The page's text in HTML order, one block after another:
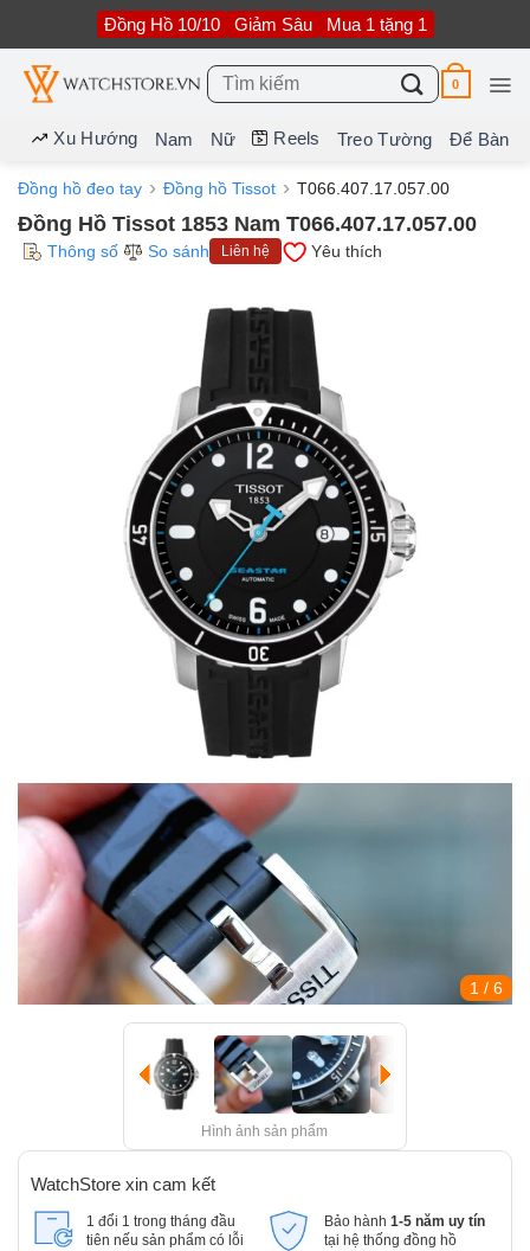
nội
dung
Đồng Hồ 10/10 Giảm Sâu Mua 1 tặng 1
Tìm
kiếm:
0
Xu Hướng Nam Nữ Reels Treo Tường Để Bàn
Đồng hồ đeo tay Đồng hồ Tissot T066.407.17.057.00
Đồng Hồ Tissot 1853 Nam T066.407.17.057.00
Thông số So sánh Liên hệ Yêu thích
1 / 6
Hình ảnh sản phẩm
WatchStore xin cam kết
1 đổi 1 trong tháng đầu
tiên nếu sản phẩm có lỗi
Bảo hành 1-5 năm uy tín
tại hệ thống đồng hồ